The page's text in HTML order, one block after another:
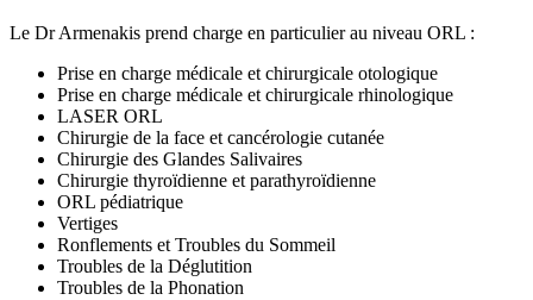
Le Dr Armenakis prend charge en particulier au niveau ORL :
Prise en charge médicale et chirurgicale otologique
Prise en charge médicale et chirurgicale rhinologique
LASER ORL
Chirurgie de la face et cancérologie cutanée
Chirurgie des Glandes Salivaires
Chirurgie thyroïdienne et parathyroïdienne
ORL pédiatrique
Vertiges
Ronflements et Troubles du Sommeil
Troubles de la Déglutition
Troubles de la Phonation